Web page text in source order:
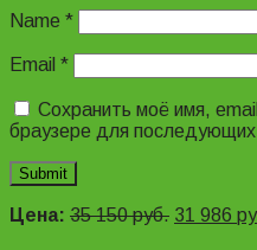
Name *
Email *
Сохранить моё имя,
браузере для
Цена: 35 150руб. 31 986